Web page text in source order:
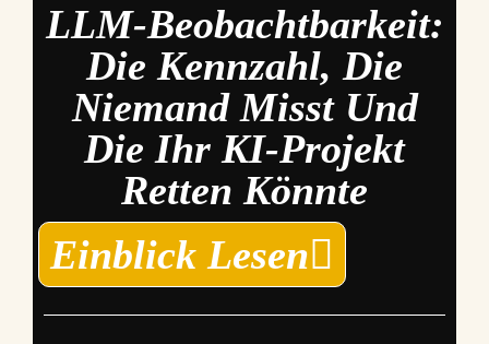
LLM-Beobachtbarkeit:
Die Kennzahl, Die
Niemand Misst Und
Die Ihr KI-Projekt
Retten Könnte
Einblick Lesen